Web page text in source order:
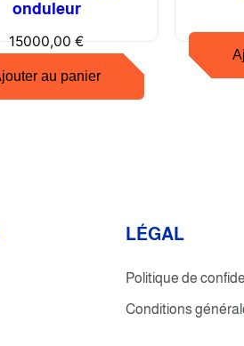
onduleur
15000,00€
au panier
LÉGAL
Politique de
Conditions